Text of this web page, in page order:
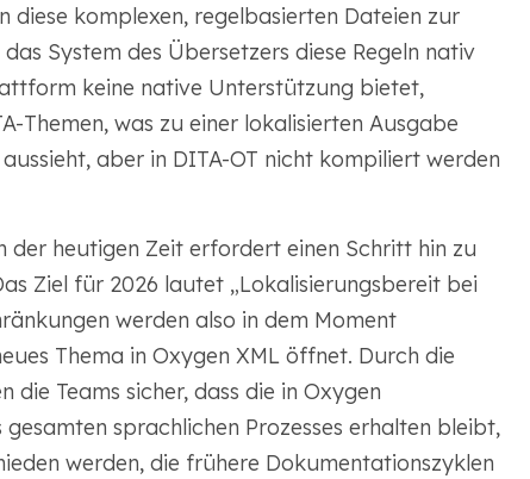
diese komplexen, regelbasierten Dateien zur
System des Übersetzers diese Regeln nativ
keine native Unterstützung bietet,
Themen, was zu einer lokalisierten Ausgabe
aber in DITA-OT nicht kompiliert werden
der heutigen Zeit erfordert einen Schritt hin zu
Ziel für 2026 lautet „Lokalisierungsbereit bei
werden also in dem Moment
Thema in Oxygen XML öffnet. Durch die
Teams sicher, dass die in Oxygen
sprachlichen Prozesses erhalten bleibt,
werden, die frühere Dokumentationszyklen